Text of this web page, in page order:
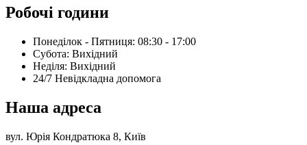
Робочі години
Понеділок - Пятниця: 08:30 - 17:00
Субота: Вихідний
Нeділя: Вихідний
24/7 Невідкладна допомога
Наша адреса
вул. Юрія Кондратюка 8, Київ